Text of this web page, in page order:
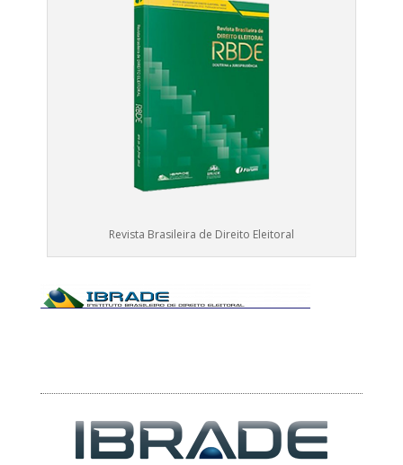
Revista Brasileira de Direito Eleitoral